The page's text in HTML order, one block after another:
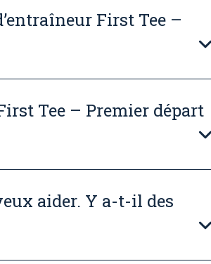
First Tee –
Tee – Premier départ
aider. Y a-t-il des